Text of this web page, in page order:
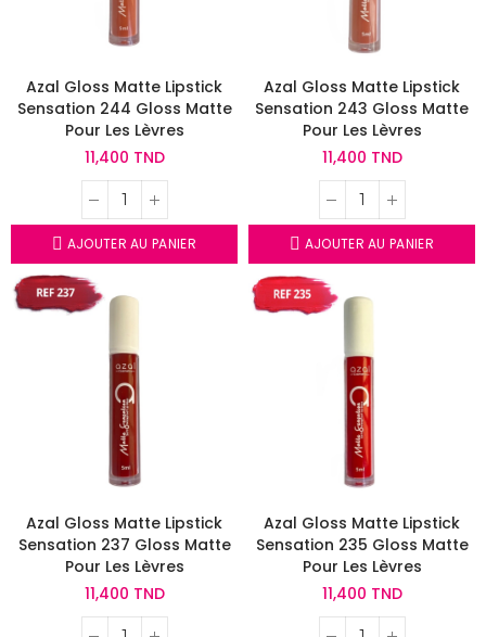
Azal Gloss Matte Lipstick
Sensation 244 Gloss Matte
Pour Les Lèvres
11,400 TND
AJOUTER AU PANIER
Azal Gloss Matte Lipstick
Sensation 243 Gloss Matte
Pour Les Lèvres
11,400 TND
AJOUTER AU PANIER
Azal Gloss Matte Lipstick
Sensation 237 Gloss Matte
Pour Les Lèvres
11,400 TND
Azal Gloss Matte Lipstick
Sensation 235 Gloss Matte
Pour Les Lèvres
11,400 TND